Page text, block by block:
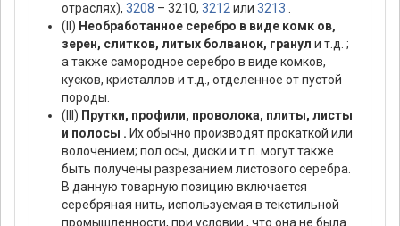
отраслях), 3208 – 3210, 3212 или 3213
(II) Необработанное серебро в виде комк ов,
зерен, слитков, литых болванок, гранул и т.д. ;
а также самородное серебро в виде комков,
кусков, кристаллов и т.д., отделенное от пустой
породы.
(III) Прутки, профили, проволока, плиты, листы
и полосы . Их обычно производят прокаткой или
волочением; пол осы, диски и т.п. могут также
быть получены разрезанием листового серебра.
В данную товарную позицию включается
серебряная нить, используемая в текстильной
промышленности, при условии , что она не была